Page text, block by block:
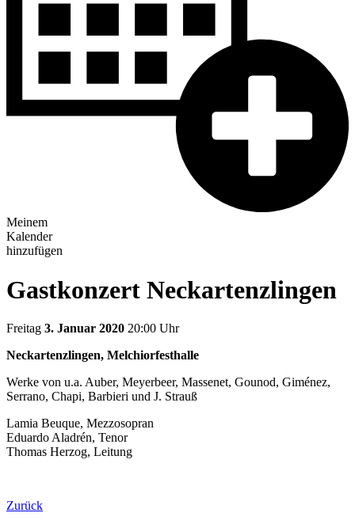
Meinem
Kalender
hinzufügen
Gastkonzert Neckartenzlingen
Freitag 3. Januar 2020 20:00 Uhr
Neckartenzlingen, Melchiorfesthalle
Werke von u.a. Auber, Meyerbeer, Massenet, Gounod, Giménez,
Serrano, Chapi, Barbieri und J. Strauß
Lamia Beuque, Mezzosopran
Eduardo Aladrén, Tenor
Thomas Herzog, Leitung
Zurück